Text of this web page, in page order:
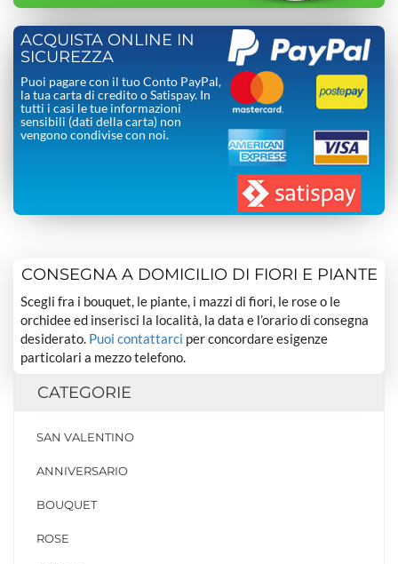
ACQUISTA ONLINE IN
SICUREZZA
Puoi pagare con il tuo Conto PayPal,
la tua carta di credito o Satispay. In
tutti i casi le tue informazioni
sensibili (dati della carta) non
vengono condivise con noi.
CONSEGNA A DOMICILIO DI FIORI E PIANTE
Scegli fra i bouquet, le piante, i mazzi di fiori, le rose o le
orchidee ed inserisci la località, la data e l’orario di consegna
desiderato. Puoi contattarci per concordare esigenze
particolari a mezzo telefono.
CATEGORIE
SAN VALENTINO
ANNIVERSARIO
BOUQUET
ROSE